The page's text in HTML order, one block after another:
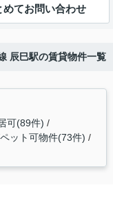
めてお問い合わせ
辰巳駅の賃貸物件一覧
可(89件)
ペット可物件(73件)